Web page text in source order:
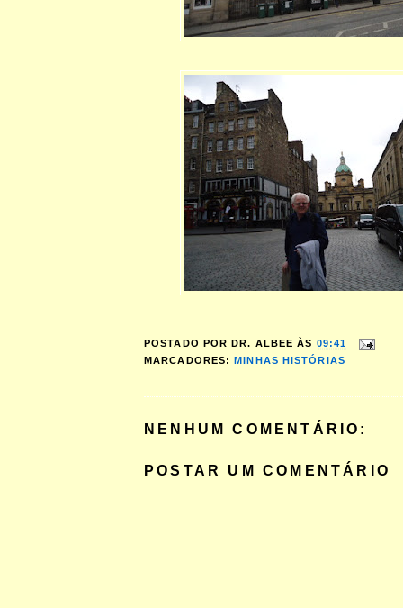
POSTADO POR DR. ALBEE ÀS 09:41
MARCADORES:MINHAS HISTÓRIAS
NENHUM COMENTÁRIO:
POSTAR UM COMENTÁRIO